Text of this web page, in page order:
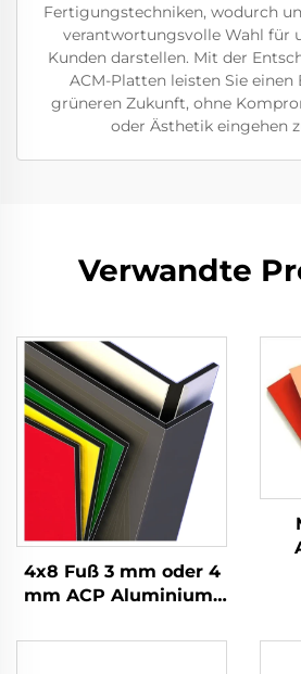
Fertigungstechniken, wodurch
verantwortungsvolle Wahl für
Kunden darstellen. Mit der
ACM-Platten leisten Sie einen
grüneren Zukunft, ohne
oder Ästhetik eingehen
Verwandte
4x8 Fuß 3 mm oder 4
mm ACP Aluminium-
Wandverkleidung und